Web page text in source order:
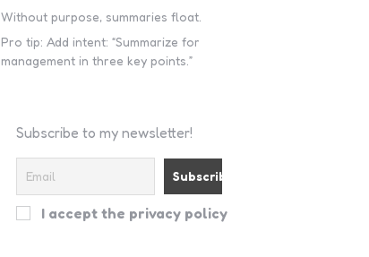
Without purpose, summaries float.
Pro tip: Add intent: “Summarize for
management in three key points.”
Subscribe to my newsletter!
I accept the privacy policy